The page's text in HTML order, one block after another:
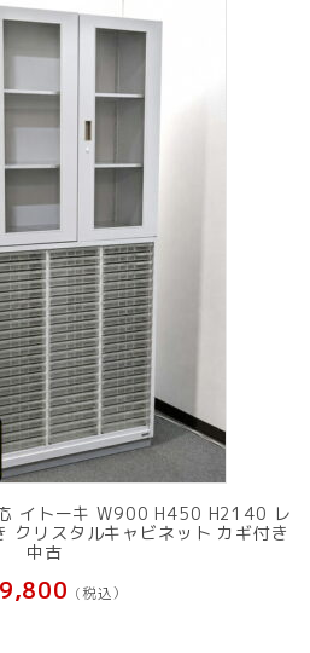
イトーキ W900 H450 H2140 レ
クリスタルキャビネット カギ付き
中古
(税込）